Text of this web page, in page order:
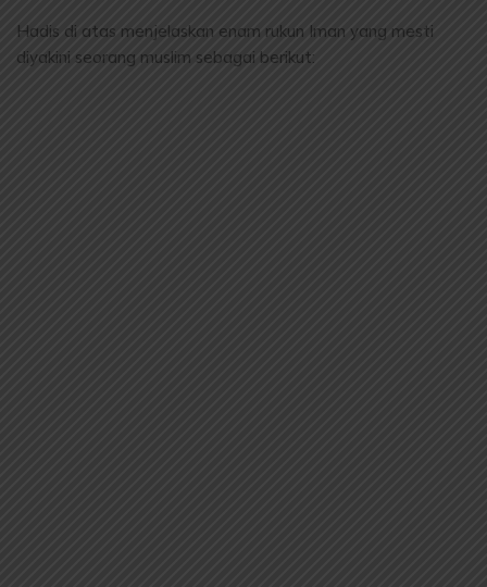
Hadis di atas menjelaskan enam rukun Iman yang mesti
diyakini seorang muslim sebagai berikut: